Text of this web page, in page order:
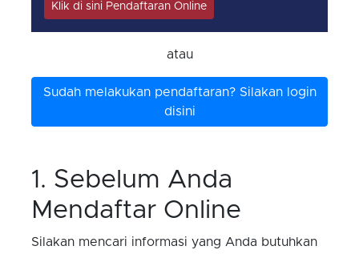
Klik di sini Pendaftaran Online
atau
Sudah melakukan pendaftaran? Silakan login
disini
1. Sebelum Anda
Mendaftar Online
Silakan mencari informasi yang Anda butuhkan